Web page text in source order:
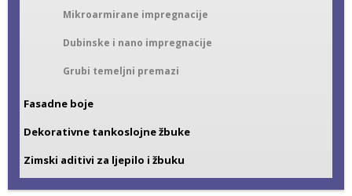
Mikroarmirane impregnacije
Dubinske i nano impregnacije
Grubi temeljni premazi
Fasadne boje
Dekorativne tankoslojne žbuke
Zimski aditivi za ljepilo i žbuku